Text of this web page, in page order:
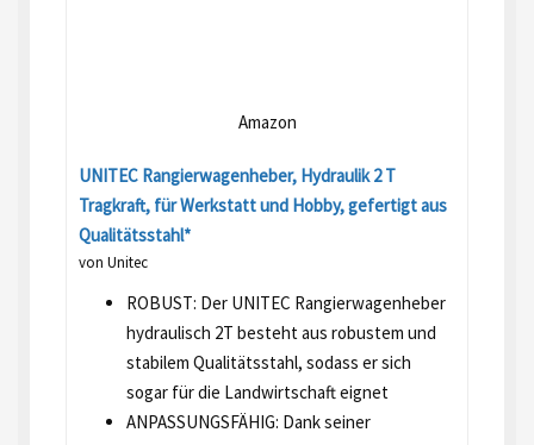
Amazon
UNITEC Rangierwagenheber, Hydraulik 2 T
Tragkraft, für Werkstatt und Hobby, gefertigt aus
Qualitätsstahl*
von Unitec
ROBUST: Der UNITEC Rangierwagenheber
hydraulisch 2T besteht aus robustem und
stabilem Qualitätsstahl, sodass er sich
sogar für die Landwirtschaft eignet
ANPASSUNGSFÄHIG: Dank seiner